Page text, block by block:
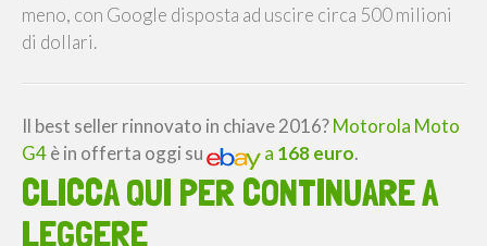
meno, con Google disposta ad uscire circa 500 milioni
di dollari.
Il best seller rinnovato in chiave 2016?Motorola Moto
G4è in offerta oggi su a 168 euro.
CLICCA QUI PER CONTINUARE A
LEGGERE